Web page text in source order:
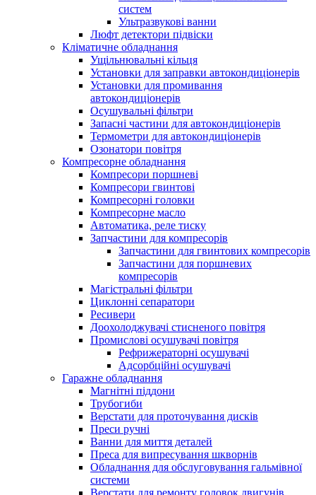
систем
Ультразвукові ванни
Люфт детектори підвіски
Кліматичне обладнання
Ущільнювальні кільця
Установки для заправки автокондиціонерів
Установки для промивання
автокондиціонерів
Осушувальні фільтри
Запасні частини для автокондиціонерів
Термометри для автокондиціонерів
Озонатори повітря
Компресорне обладнання
Компресори поршневі
Компресори гвинтові
Компресорні головки
Компресорне масло
Автоматика, реле тиску
Запчастини для компресорів
Запчастини для гвинтових компресорів
Запчастини для поршневих
компресорів
Магістральні фільтри
Циклонні сепаратори
Ресивери
Доохолоджувачі стисненого повітря
Промислові осушувачі повітря
Рефрижераторні осушувачі
Адсорбційні осушувачі
Гаражне обладнання
Магнітні піддони
Трубогиби
Верстати для проточування дисків
Преси ручні
Ванни для миття деталей
Преса для випресування шкворнів
Обладнання для обслуговування гальмівної
системи
Верстати для ремонту головок двигунів